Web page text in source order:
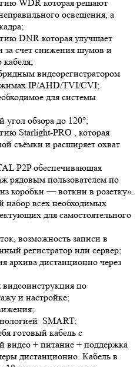
WDR которая решают
освещения, а
DNR которая улучшает
за счет снижения шумов и
кабеля;
видеорегистратором
IP/AHD/TVI/CVI;
для системы
обзора до 120°;
Starlight-PRO , которая
съёмки и расширяет охват
P2P обеспечивающая
рядовым пользователем по
коробки — воткни в розетку».
всех необходимых
для самостоятельного
возможность записи в
регистратор или сервер;
архива дистанционно через
по
и настройке;
SMART;
готовый кабель с
видео + питание + поддержка
дистанционно. Кабель в